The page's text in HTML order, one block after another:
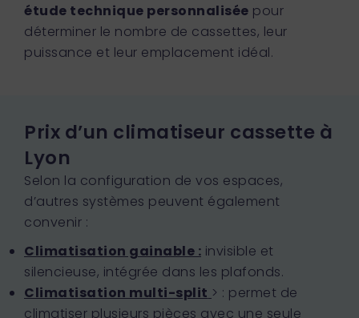
étude technique personnalisée pour
déterminer le nombre de cassettes, leur
puissance et leur emplacement idéal.
Prix d’un climatiseur cassette à
Lyon
Selon la configuration de vos espaces,
d’autres systèmes peuvent également
convenir :
Climatisation gainable : invisible et
silencieuse, intégrée dans les plafonds.
Climatisation multi-split > : permet de
climatiser plusieurs pièces avec une seule